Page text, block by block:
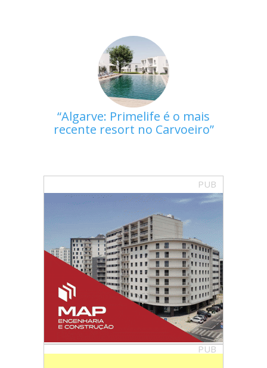
Algarve: Primelife é o mais
recente resort no Carvoeiro
PUB
PUB